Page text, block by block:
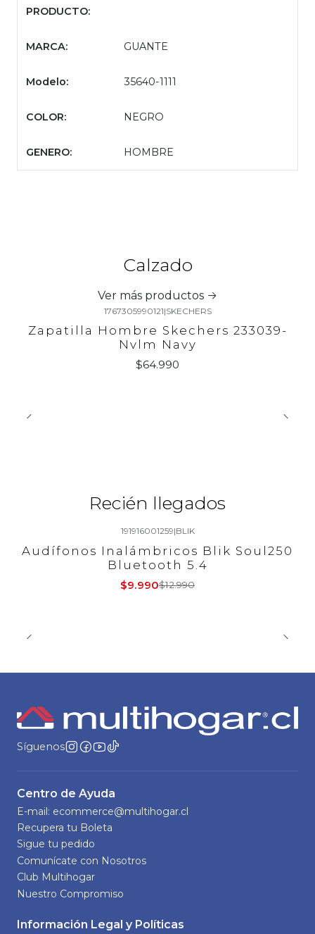
PRODUCTO:
MARCA: GUANTE
Modelo: 35640-1111
COLOR: NEGRO
GENERO: HOMBRE
Calzado
Ver más productos
1767305990121|SKECHERS
Zapatilla Hombre Skechers 233039-
Nvlm Navy
$64.990
Recién llegados
-23%OFF
191916001259|BLIK
Audífonos Inalámbricos Blik Soul250
Bluetooth 5.4
$9.990$12.990
Síguenos
Centro de Ayuda
E-mail: ecommerce@multihogar.cl
Recupera tu Boleta
Sigue tu pedido
Comunícate con Nosotros
Club Multihogar
Nuestro Compromiso
Información Legal y Políticas